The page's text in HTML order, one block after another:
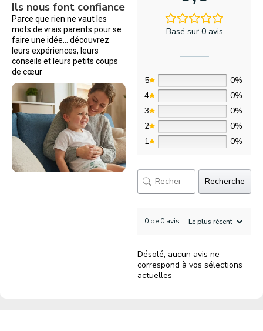
Ils nous font confiance
Parce que rien ne vaut les
mots de vrais parents pour se
faire une idée… découvrez
leurs expériences, leurs
conseils et leurs petits coups
de cœur
Basé sur 0 avis
5
0%
4
0%
3
0%
2
0%
1
0%
Recherche
0 de 0 avis
Désolé, aucun avis ne
correspond à vos sélections
actuelles